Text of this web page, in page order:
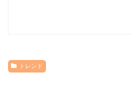
トレンド